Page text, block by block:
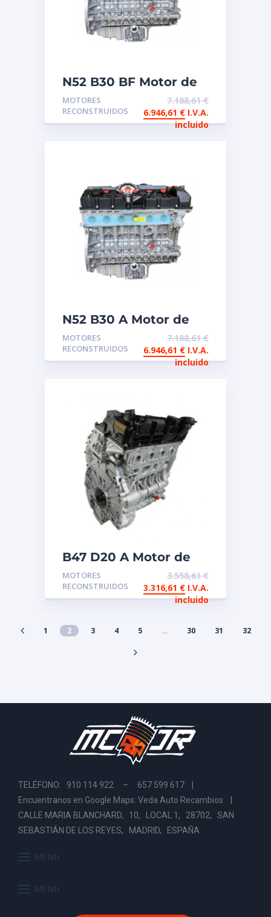
N52 B30 BF Motor de
intercambio
reconstruido
MOTORES
RECONSTRUIDOS
7.188,61€
6.946,61 € I.V.A.
incluido
N52 B30 A Motor de
intercambio
reconstruido
MOTORES
RECONSTRUIDOS
7.188,61€
6.946,61 € I.V.A.
incluido
B47 D20 A Motor de
intercambio
reconstruido
MOTORES
RECONSTRUIDOS
3.558,61€
3.316,61 € I.V.A.
incluido
1 2 3 4 5 … 30 31 32
TELÉFONO: 910 114 922 – 657 599 617 |
Encuentranos en Google Maps: Veda Auto Recambios
CALLE MARIA BLANCHARD, 10, LOCAL 1, 28702, SAN
SEBASTIÁN DE LOS REYES, MADRID, ESPAÑA
MENU
MENU